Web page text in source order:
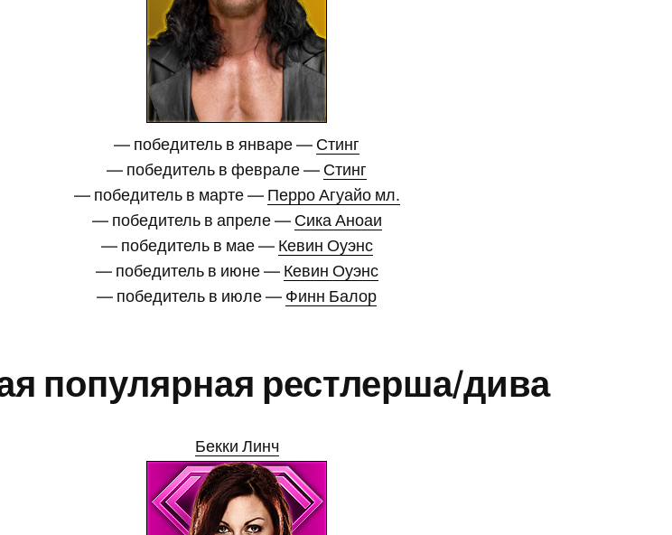
— победитель в январе — Стинг
— победитель в феврале — Стинг
— победитель в марте — Перро Агуайо мл.
— победитель в апреле — Сика Аноаи
— победитель в мае — Кевин Оуэнс
— победитель в июне — Кевин Оуэнс
— победитель в июле — Финн Балор
популярная рестлерша/дива
Бекки Линч